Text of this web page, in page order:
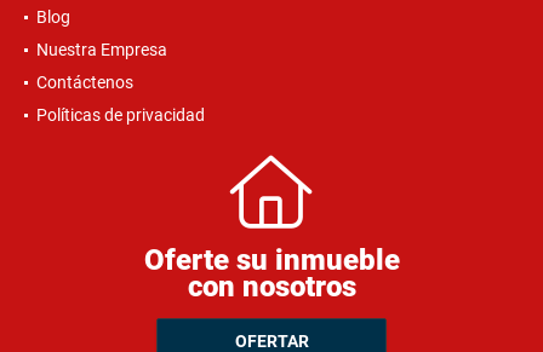
Blog
Nuestra Empresa
Contáctenos
Políticas de privacidad
Oferte su inmueble
con nosotros
OFERTAR